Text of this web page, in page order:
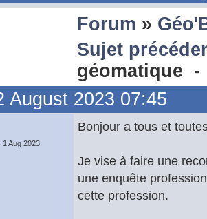
Forum »
Sujet
géomatique
August 2023 07:45
1 Aug 2023
Bonjour a tous et
Je vise à faire une
une enquête
cette profession.